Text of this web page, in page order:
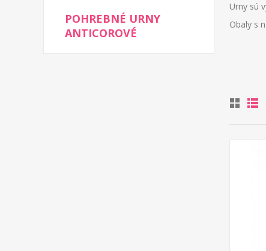
Urny sú
Obaly s
POHREBNÉ URNY
ANTICOROVÉ